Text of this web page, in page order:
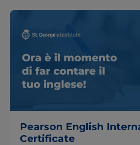
Pearson English
Certificate